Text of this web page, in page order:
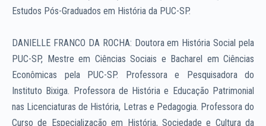
Estudos Pós-Graduados em História da PUC-SP.
DANIELLE FRANCO DA ROCHA: Doutora em História Social pela
PUC-SP, Mestre em Ciências Sociais e Bacharel em Ciências
Econômicas pela PUC-SP. Professora e Pesquisadora do
Instituto Bixiga. Professora de História e Educação Patrimonial
nas Licenciaturas de História, Letras e Pedagogia. Professora do
Curso de Especialização em História, Sociedade e Cultura da